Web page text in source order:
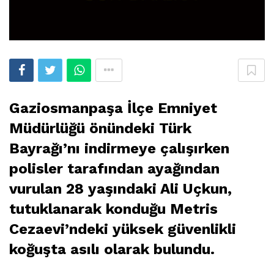
Gaziosmanpaşa İlçe Emniyet
Müdürlüğü önündeki Türk
Bayrağı’nı indirmeye çalışırken
polisler tarafından ayağından
vurulan 28 yaşındaki Ali Uçkun,
tutuklanarak konduğu Metris
Cezaevi’ndeki yüksek güvenlikli
koğuşta asılı olarak bulundu.